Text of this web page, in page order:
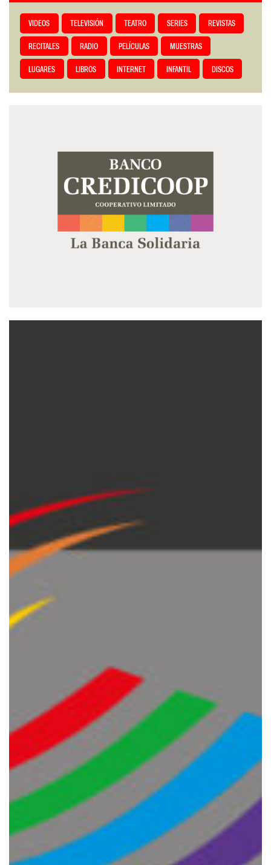
VIDEOS TELEVISIÓN TEATRO SERIES REVISTAS
RECITALES RADIO PELÍCULAS MUESTRAS
LUGARES LIBROS INTERNET INFANTIL DISCOS